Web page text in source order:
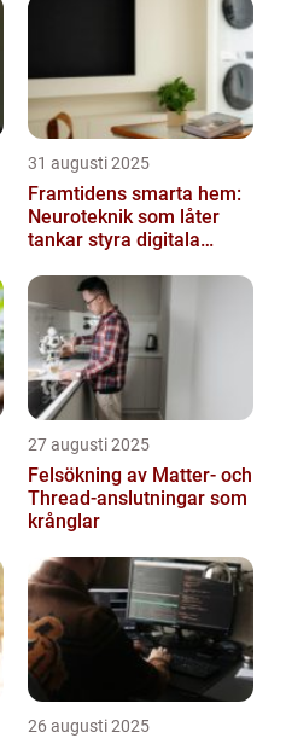
31 augusti 2025
Framtidens smarta hem:
Neuroteknik som låter
tankar styra digitala
27 augusti 2025
Felsökning av Matter‑ och
Thread‑anslutningar som
krånglar
26 augusti 2025